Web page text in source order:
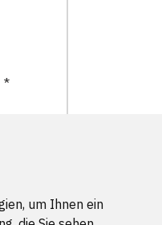
um Ihnen ein
*